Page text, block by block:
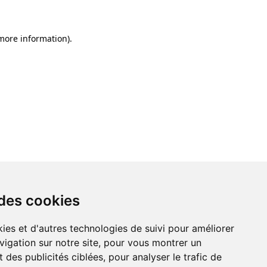
cookies
et d'autres technologies de suivi pour améliorer
sur notre site, pour vous montrer un
des publicités ciblées, pour analyser le trafic de
information).